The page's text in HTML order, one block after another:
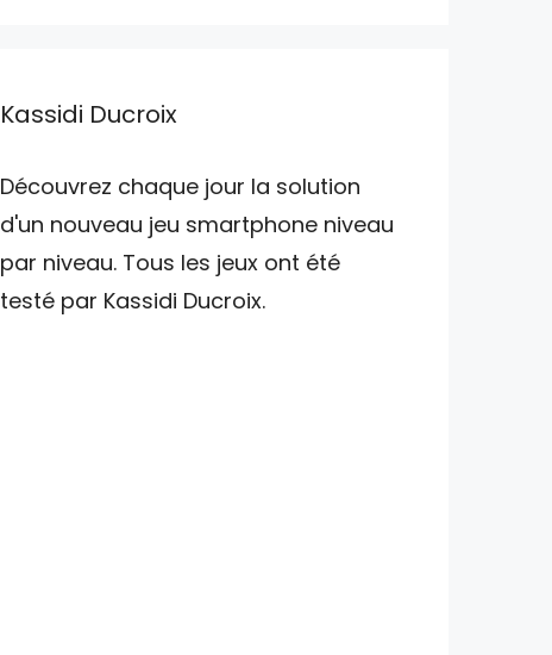
Kassidi Ducroix
Découvrez chaque jour la solution
d'un nouveau jeu smartphone niveau
par niveau. Tous les jeux ont été
testé par Kassidi Ducroix.